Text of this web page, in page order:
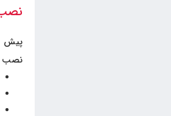
پیش
نصب